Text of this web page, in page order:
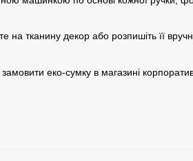
на тканину декор або розпишіть її
еко-сумку в магазині